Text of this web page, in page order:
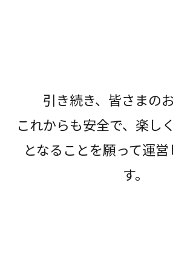
引き続き、皆さまの
これからも安全で、楽し
となることを願って運
す。